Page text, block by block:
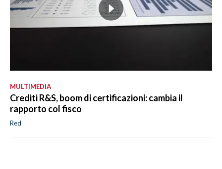
MULTIMEDIA
Crediti R&S, boom di certificazioni: cambia il
rapporto col fisco
Red